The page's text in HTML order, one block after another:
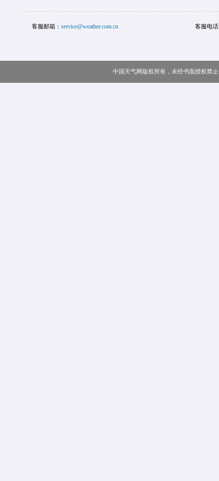
客服邮箱： service@weather.com.cn 客服电
中国天气网版权所有，未经书面授权